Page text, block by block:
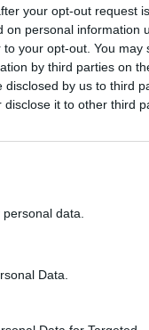
your opt-out request
personal information
your opt-out. You
by third parties on
by us to third
it to other third
data.
Data.